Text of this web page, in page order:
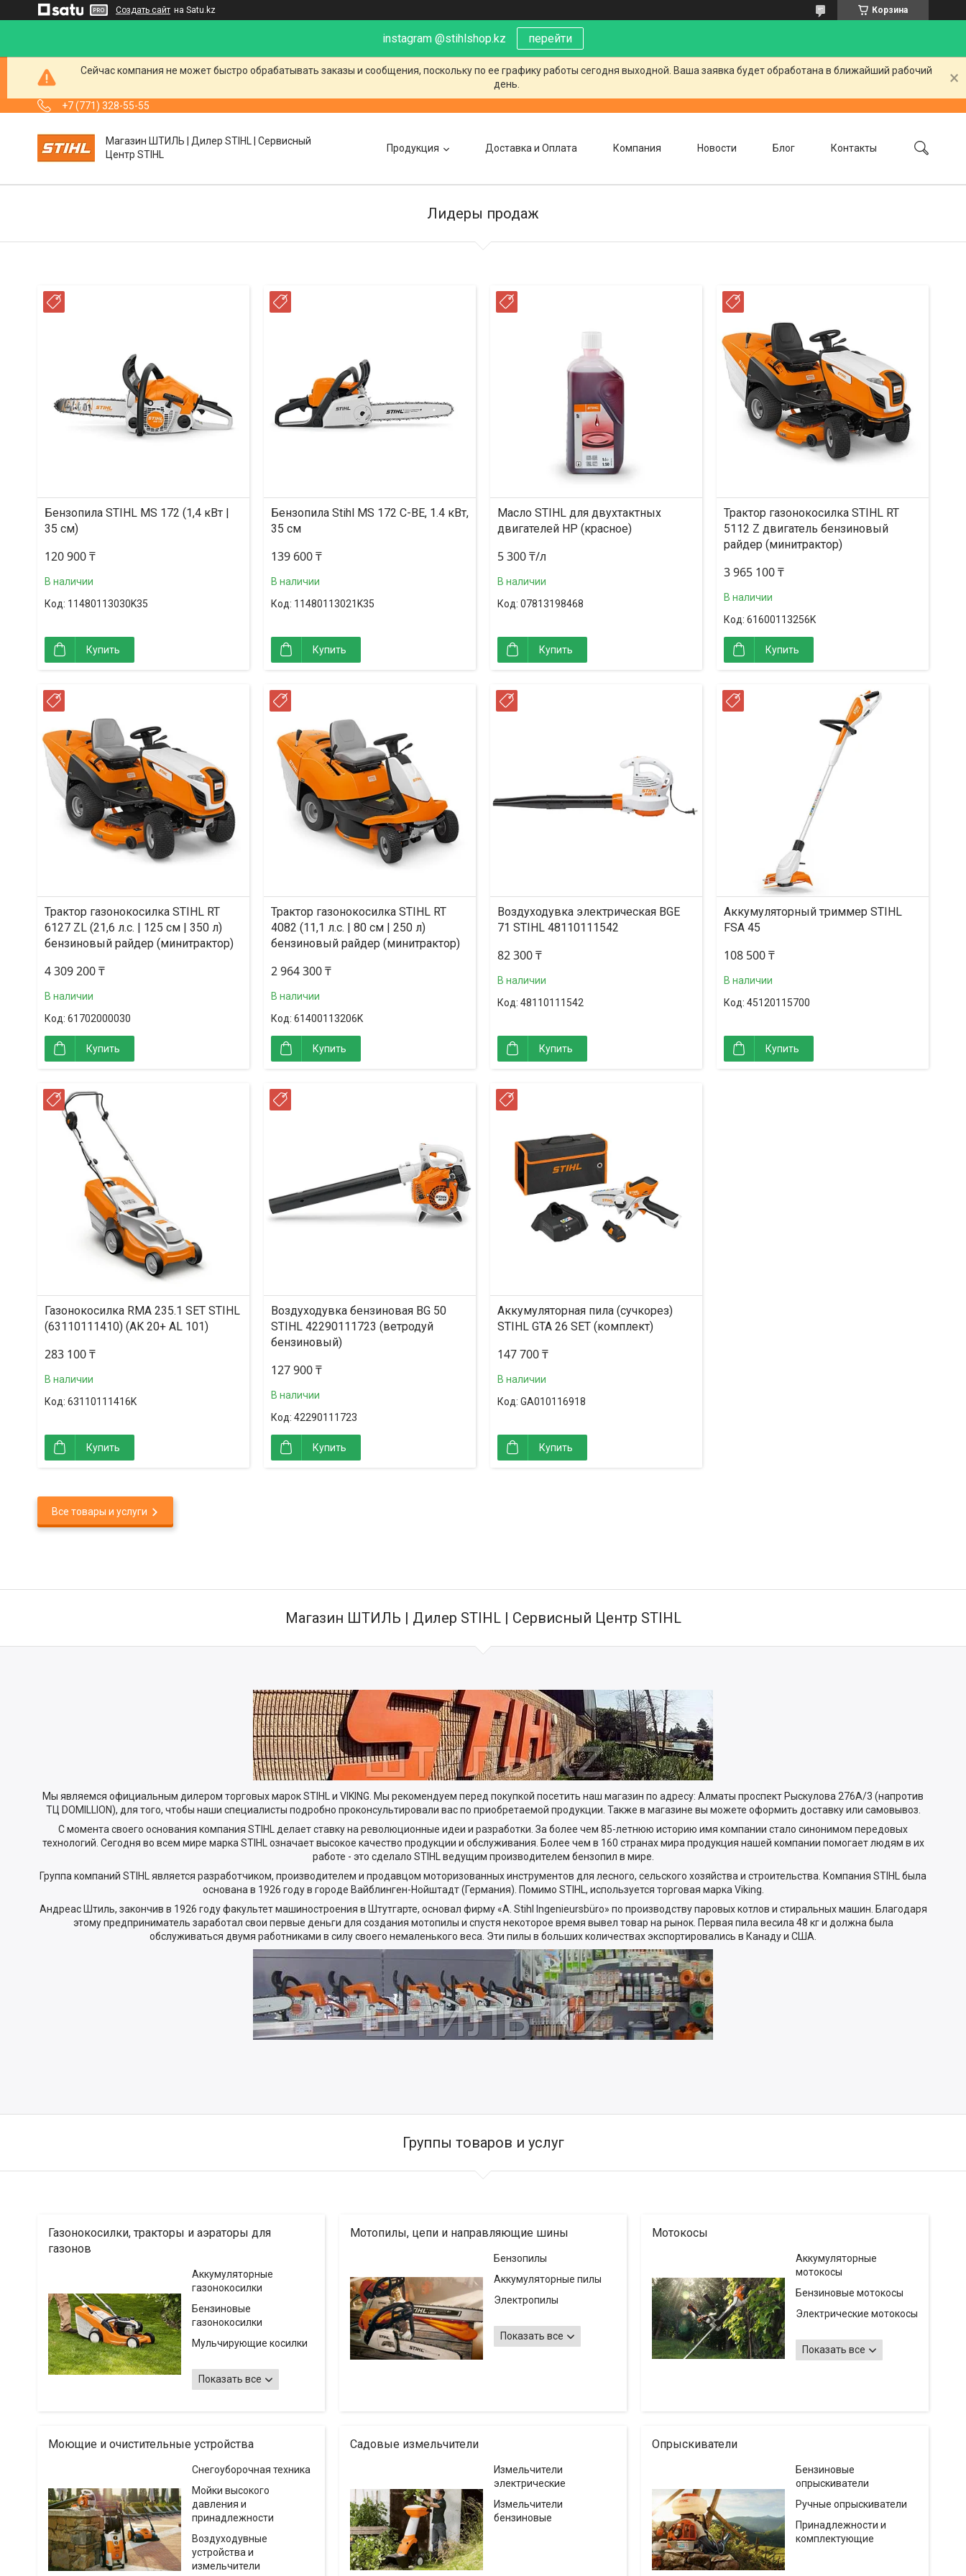
Создать сайт на Satu.kz Корзина
instagram @stihlshop.kz перейти
Сейчас компания не может быстро обрабатывать заказы и сообщения, поскольку по ее графику работы сегодня выходной. Ваша заявка будет обработана в ближайший рабочий
день.
+7 (771) 328-55-55
Магазин ШТИЛЬ | Дилер STIHL | Сервисный
Центр STIHL
Продукция Доставка и Оплата Компания Новости Блог Контакты
Лидеры продаж
Бензопила STIHL MS 172 (1,4 кВт |
35 см)
120 900 ₸
В наличии
11480113030K35
Купить
Бензопила Stihl MS 172 C-BE, 1.4 кВт,
35 см
139 600 ₸
В наличии
11480113021K35
Купить
Масло STIHL для двухтактных
двигателей HP (красное)
5 300 ₸/л
В наличии
07813198468
Купить
Трактор газонокосилка STIHL RT
5112 Z двигатель бензиновый
райдер (минитрактор)
3 965 100 ₸
В наличии
61600113256K
Купить
Трактор газонокосилка STIHL RT
6127 ZL (21,6 л.с. | 125 см | 350 л)
бензиновый райдер (минитрактор)
4 309 200 ₸
В наличии
61702000030
Купить
Трактор газонокосилка STIHL RT
4082 (11,1 л.с. | 80 см | 250 л)
бензиновый райдер (минитрактор)
2 964 300 ₸
В наличии
61400113206K
Купить
Воздуходувка электрическая BGE
71 STIHL 48110111542
82 300 ₸
В наличии
48110111542
Купить
Аккумуляторный триммер STIHL
FSA 45
108 500 ₸
В наличии
45120115700
Купить
РАССРОЧКА
Газонокосилка RMA 235.1 SET STIHL
(63110111410) (AK 20+ AL 101)
283 100 ₸
В наличии
63110111416K
Купить
Воздуходувка бензиновая BG 50
STIHL 42290111723 (ветродуй
бензиновый)
127 900 ₸
В наличии
42290111723
Купить
Аккумуляторная пила (сучкорез)
STIHL GTA 26 SET (комплект)
147 700 ₸
В наличии
GA010116918
Купить
Все товары и услуги
Магазин ШТИЛЬ | Дилер STIHL | Сервисный Центр STIHL
Мы являемся официальным дилером торговых марок STIHL и VIKING. Мы рекомендуем перед покупкой посетить наш магазин по адресу: Алматы проспект Рыскулова 276А/3 (напротив
ТЦ DOMILLION), для того, чтобы наши специалисты подробно проконсультировали вас по приобретаемой продукции. Также в магазине вы можете оформить доставку или самовывоз.
С момента своего основания компания STIHL делает ставку на революционные идеи и разработки. За более чем 85-летнюю историю имя компании стало синонимом передовых
технологий. Сегодня во всем мире марка STIHL означает высокое качество продукции и обслуживания. Более чем в 160 странах мира продукция нашей компании помогает людям в их
работе - это сделало STIHL ведущим производителем бензопил в мире.
Группа компаний STIHL является разработчиком, производителем и продавцом моторизованных инструментов для лесного, сельского хозяйства и строительства. Компания STIHL была
основана в 1926 году в городе Вайблинген-Нойштадт (Германия). Помимо STIHL, используется торговая марка Viking.
Андреас Штиль, закончив в 1926 году факультет машиностроения в Штутгарте, основал фирму «A. Stihl Ingenieursbüro» по производству паровых котлов и стиральных машин. Благодаря
этому предприниматель заработал свои первые деньги для создания мотопилы и спустя некоторое время вывел товар на рынок. Первая пила весила 48 кг и должна была
обслуживаться двумя работниками в силу своего немаленького веса. Эти пилы в больших количествах экспортировались в Канаду и США.
Группы товаров и услуг
Газонокосилки, тракторы и аэраторы для
газонов
Аккумуляторные
газонокосилки
Бензиновые
газонокосилки
Мульчирующие косилки
газонокосилки
Аэраторы бензиновые,
электрические и
Принадлежности для
газонокосилок
Показать все
Мотопилы, цепи и направляющие шины
Бензопилы
Аккумуляторные пилы
Электропилы
Принадлежности и
Показать все
Мотокосы
Аккумуляторные
мотокосы
Бензиновые мотокосы
Электрические мотокосы
(запчасти) и
комплектующие на
Показать все
Моющие и очистительные устройства
Снегоуборочная техника
Мойки высокого
давления и
принадлежности
Воздуходувные
устройства и
измельчители
Садовые измельчители
Измельчители
электрические
Измельчители
бензиновые
Опрыскиватели
Бензиновые
опрыскиватели
Ручные опрыскиватели
Принадлежности и
комплектующие